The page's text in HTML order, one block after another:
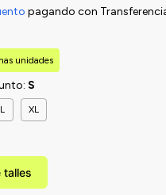
pagando con
unidades
S
L XL
talles